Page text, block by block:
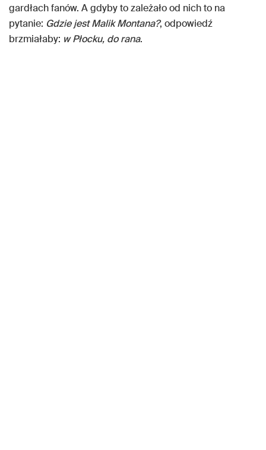
gardłach fanów. A gdyby to zależało od nich to na
pytanie: Gdzie jest Malik Montana?, odpowiedź
brzmiałaby: w Płocku, do rana.